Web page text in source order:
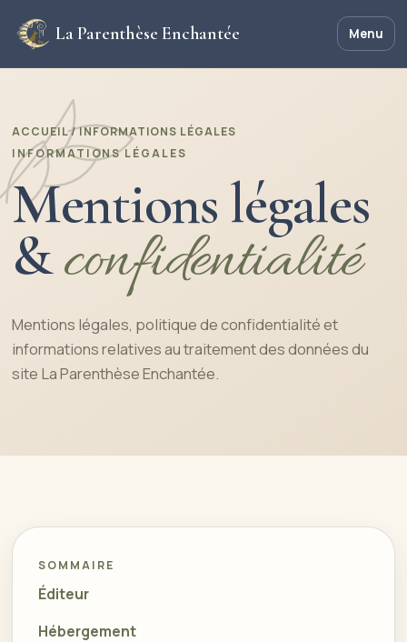
La Parenthèse Enchantée Menu
ACCUEIL/ INFORMATIONS LÉGALES
INFORMATIONS LÉGALES
Mentions légales
&confidentialité
Mentions légales, politique de confidentialité et
informations relatives au traitement des données du
site La Parenthèse Enchantée.
SOMMAIRE
Éditeur
Hébergement